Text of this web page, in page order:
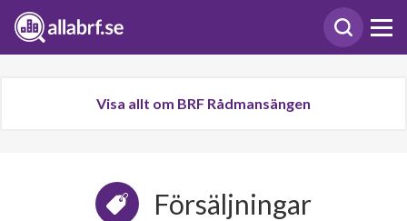
Visa allt om BRF Rådmansängen
Försäljningar